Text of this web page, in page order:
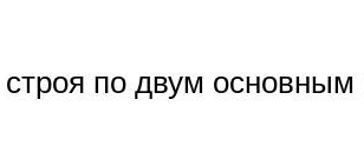
по двум